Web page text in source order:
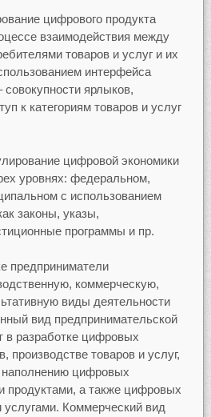
цифрового продукта
взаимодействия между
товаров и услуг и их
интерфейса
совокупности ярлыков,
к категориям товаров и услуг
цифровой экономики
уровнях: федеральном,
с использованием
законы, указы,
программы и пр.
предприниматели
коммерческую,
виды деятельности
вид предпринимательской
в разработке цифровых
производстве товаров и услуг,
цифровых
а также цифровых
услугами. Коммерческий вид